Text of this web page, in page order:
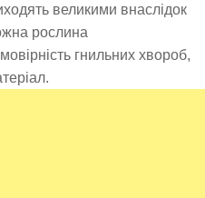
великими внаслідок
рослина
гнильних хвороб,